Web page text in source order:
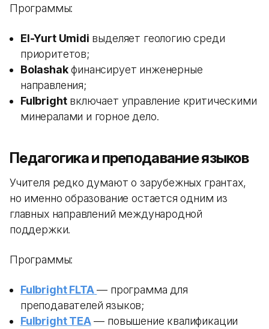
Программы:
El-Yurt Umidi выделяет геологию среди
приоритетов;
Bolashakфинансирует инженерные
направления;
Fulbrightвключает управление критическими
минералами и горное дело.
Педагогика и преподавание языков
Учителя редко думают о зарубежных грантах,
но именно образование остается одним из
главных направлений международной
поддержки.
Программы:
Fulbright FLTA — программа для
преподавателей языков;
Fulbright TEA— повышение квалификации